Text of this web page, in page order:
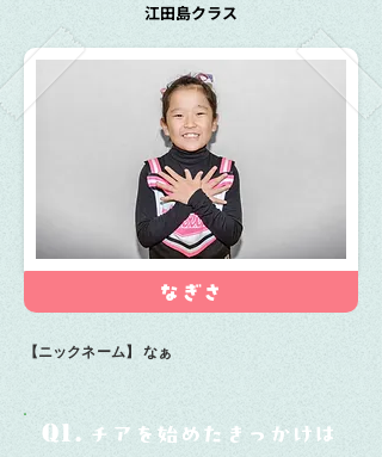
江田島クラス
なぎさ
【ニックネーム】 なぁ
Q1. チアを始めたきっかけは？